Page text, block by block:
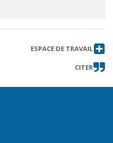
ESPACE DE TRAVAIL
CITER